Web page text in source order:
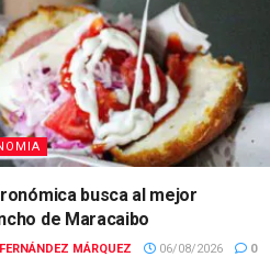
busca al mejor
de Maracaibo
MÁRQUEZ 06/08/2026 0